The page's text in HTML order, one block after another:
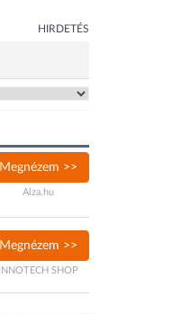
HIRDETÉS
Megnézem >>
Alza.hu
Megnézem >>
INNOTECH SHOP